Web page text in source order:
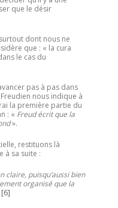
que le désir
dont nous ne
que : « la cura
le cas du
pas à pas dans
Freudien nous indique à
la première partie du
: « Freud écrit que la
».
restituons là
à sa suite :
claire, puisqu’aussi bien
organisé que la
[6]